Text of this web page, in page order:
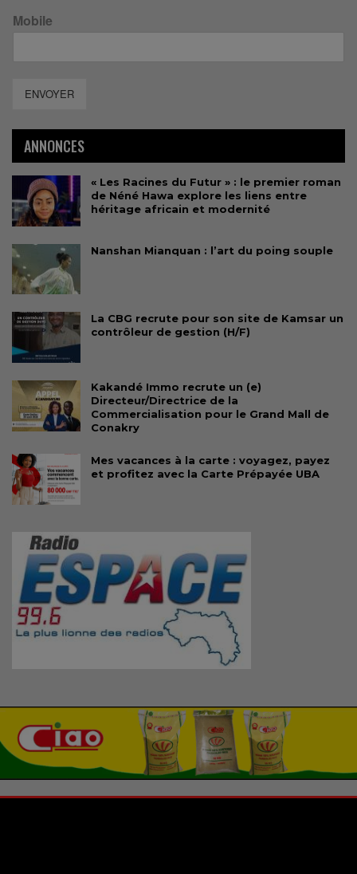
Mobile
ENVOYER
ANNONCES
« Les Racines du Futur » : le premier roman
de Néné Hawa explore les liens entre
héritage africain et modernité
Nanshan Mianquan : l’art du poing souple
La CBG recrute pour son site de Kamsar un
contrôleur de gestion (H/F)
Kakandé Immo recrute un (e)
Directeur/Directrice de la
Commercialisation pour le Grand Mall de
Conakry
Mes vacances à la carte : voyagez, payez
et profitez avec la Carte Prépayée UBA